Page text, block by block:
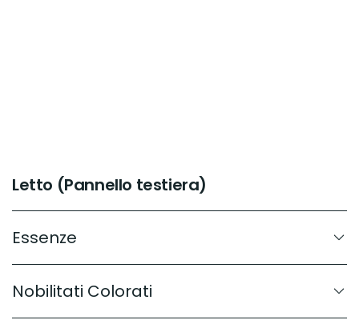
Letto (Pannello testiera)
Essenze
Nobilitati Colorati